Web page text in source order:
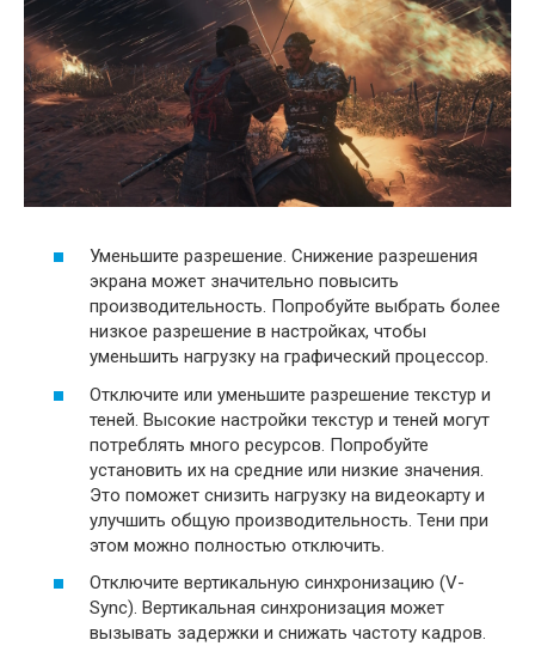
Уменьшите разрешение. Снижение разрешения
экрана может значительно повысить
производительность. Попробуйте выбрать более
низкое разрешение в настройках, чтобы
уменьшить нагрузку на графический процессор.
Отключите или уменьшите разрешение текстур и
теней. Высокие настройки текстур и теней могут
потреблять много ресурсов. Попробуйте
установить их на средние или низкие значения.
Это поможет снизить нагрузку на видеокарту и
улучшить общую производительность. Тени при
этом можно полностью отключить.
Отключите вертикальную синхронизацию (V-
Sync). Вертикальная синхронизация может
вызывать задержки и снижать частоту кадров.